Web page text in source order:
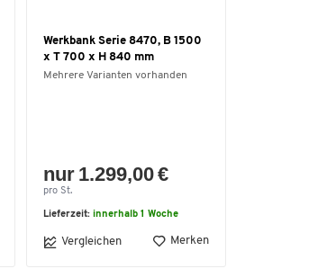
Werkbank Serie 8470, B 1500
x T 700 x H 840 mm
Mehrere Varianten vorhanden
nur 1.299,00 €
pro St.
Lieferzeit: innerhalb 1 Woche
Vergleichen Merken